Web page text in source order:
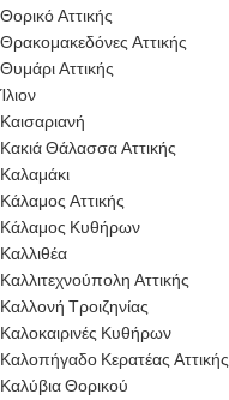
Θορικό Αττικής
Θρακομακεδόνες Αττικής
Θυμάρι Αττικής
Ίλιον
Καισαριανή
Κακιά Θάλασσα Αττικής
Καλαμάκι
Κάλαμος Αττικής
Κάλαμος Κυθήρων
Καλλιθέα
Καλλιτεχνούπολη Αττικής
Καλλονή Τροιζηνίας
Καλοκαιρινές Κυθήρων
Καλοπήγαδο Κερατέας Αττικής
Καλύβια Θορικού